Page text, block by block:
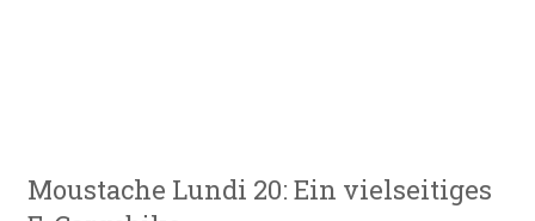
Meinung
Moustache Lundi 20: Ein vielseitiges